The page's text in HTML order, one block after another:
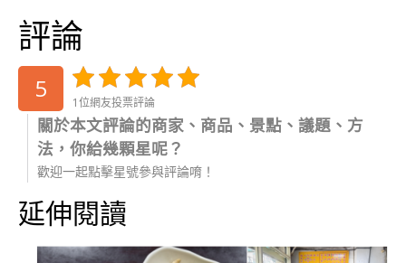
評論
5 1位網友投票評論
關於本文評論的商家、商品、景點、議題、方
法，你給幾顆星呢？
歡迎一起點擊星號參與評論唷！
延伸閱讀